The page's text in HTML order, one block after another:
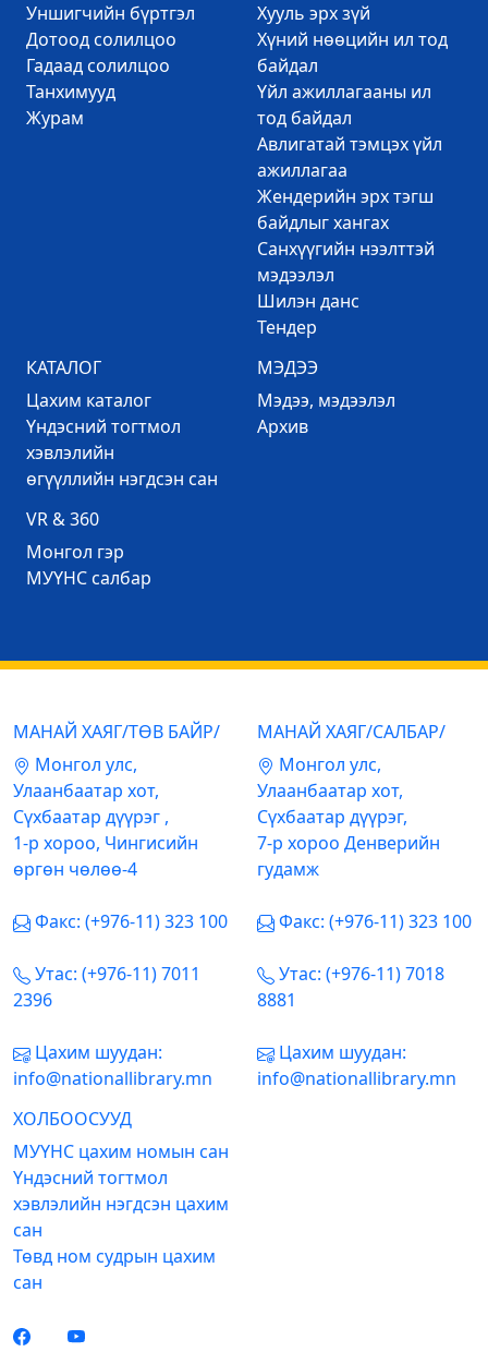
Уншигчийн бүртгэл
Дотоод солилцоо
Гадаад солилцоо
Танхимууд
Журам
Хууль эрх зүй
Хүний нөөцийн ил тод
байдал
Үйл ажиллагааны ил
тод байдал
Авлигатай тэмцэх үйл
ажиллагаа
Жендерийн эрх тэгш
байдлыг хангах
Санхүүгийн нээлттэй
мэдээлэл
Шилэн данс
Тендер
КАТАЛОГ
Цахим каталог
Үндэсний тогтмол
хэвлэлийн
өгүүллийн нэгдсэн сан
МЭДЭЭ
Mэдээ, мэдээлэл
Архив
VR & 360
Mонгол гэр
МУҮНС салбар
МАНАЙ ХАЯГ/ТӨВ БАЙР/
Mонгол улс,
Улаанбаатар хот,
Сүхбаатар дүүрэг ,
1-р хороо, Чингисийн
өргөн чөлөө-4
Факс: (+976-11) 323 100
Утас: (+976-11) 7011
2396
Цахим шуудан:
info@nationallibrary.mn
МАНАЙ ХАЯГ/САЛБАР/
Mонгол улс,
Улаанбаатар хот,
Сүхбаатар дүүрэг,
7-р хороо Денверийн
гудамж
Факс: (+976-11) 323 100
Утас: (+976-11) 7018
8881
Цахим шуудан:
info@nationallibrary.mn
ХОЛБООСУУД
МУҮНС цахим номын сан
Үндэсний тогтмол
хэвлэлийн нэгдсэн цахим
сан
Төвд ном судрын цахим
сан